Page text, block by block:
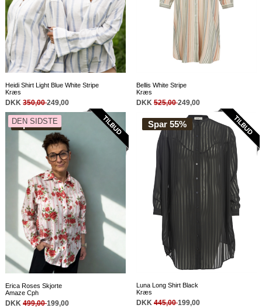
Heidi Shirt Light Blue White Stripe
Kræs
DKK350,00249,00
Bellis White Stripe
Kræs
DKK 525,00249,00
DEN SIDSTE
Spar 60%
Erica Roses Skjorte
Amaze Cph
DKK499,00199,00
Spar 55%
Luna Long Shirt Black
Kræs
DKK 445,00199,00